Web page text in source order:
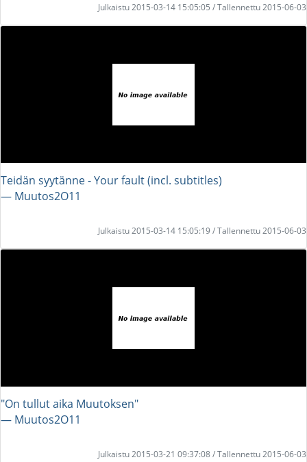
Julkaistu 2015-03-14 15:05:05 / Tallennettu 2015-06-03
Teidän syytänne - Your fault (incl. subtitles)
― Muutos2O11
Julkaistu 2015-03-14 15:05:19 / Tallennettu 2015-06-03
"On tullut aika Muutoksen"
― Muutos2O11
Julkaistu 2015-03-21 09:37:08 / Tallennettu 2015-06-03